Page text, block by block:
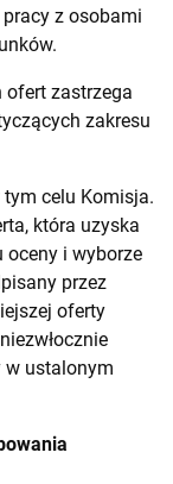
z osobami
ofert zastrzega
zakresu
tym celu Komisja.
która uzyska
oceny i wyborze
przez
oferty
w ustalonym